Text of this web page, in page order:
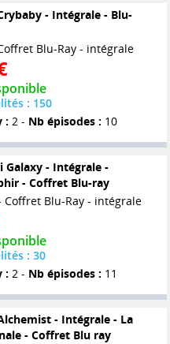
- Intégrale - Blu-
Blu-Ray - intégrale
: 150
: 2 - Nb épisodes : 10
Galaxy - Intégrale -
- Coffret Blu-ray
Blu-Ray - intégrale
: 30
: 2 - Nb épisodes : 11
- Intégrale - La
- Coffret Blu ray